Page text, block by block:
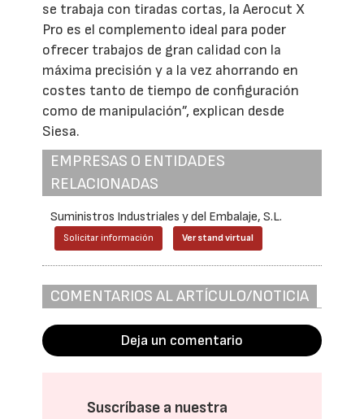
se trabaja con tiradas cortas, la Aerocut X
Pro es el complemento ideal para poder
ofrecer trabajos de gran calidad con la
máxima precisión y a la vez ahorrando en
costes tanto de tiempo de configuración
como de manipulación”, explican desde
Siesa.
EMPRESAS O ENTIDADES
RELACIONADAS
Suministros Industriales y del Embalaje, S.L.
Solicitar información Ver stand virtual
COMENTARIOS AL ARTÍCULO/NOTICIA
Deja un comentario
Suscríbase a nuestra